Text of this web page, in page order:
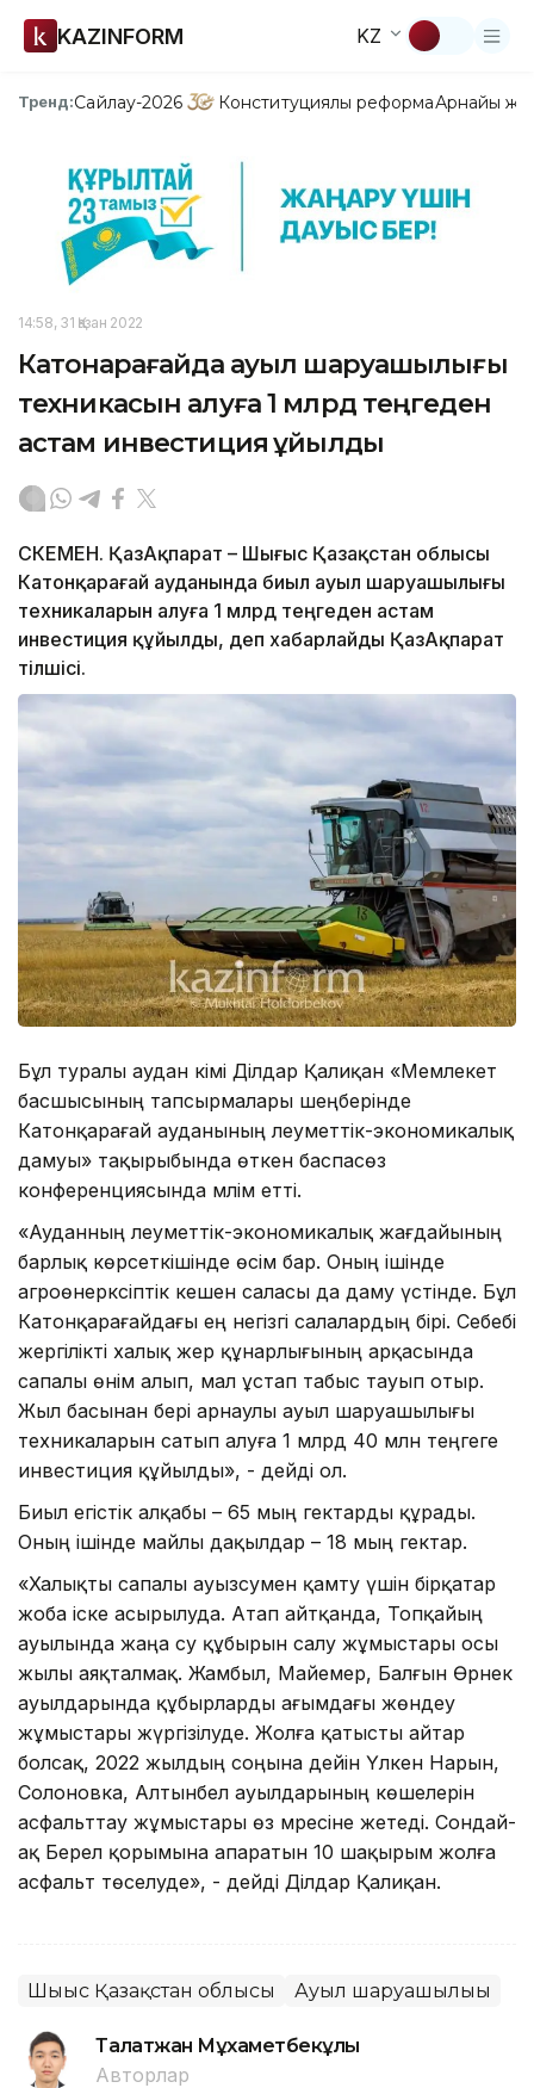
KAZINFORM KZ
Тренд:Сайлау-2026 Конституциялық реформаАрнайы
14:58, 31 Қазан 2022
Катонқарағайда ауыл шаруашылығы
техникасын алуға 1 млрд теңгеден
астам инвестиция құйылды
ӨСКЕМЕН. ҚазАқпарат – Шығыс Қазақстан облысы
Катонқарағай ауданында биыл ауыл шаруашылығы
техникаларын алуға 1 млрд теңгеден астам
инвестиция құйылды, деп хабарлайды ҚазАқпарат
тілшісі.
Бұл туралы аудан әкімі Ділдар Қалиқан «Мемлекет
басшысының тапсырмалары шеңберінде
Катонқарағай ауданының әлеуметтік-экономикалық
дамуы» тақырыбында өткен баспасөз
конференциясында мәлім етті.
«Ауданның әлеуметтік-экономикалық жағдайының
барлық көрсеткішінде өсім бар. Оның ішінде
агроөнеркәсіптік кешен саласы да даму үстінде. Бұл
Катонқарағайдағы ең негізгі салалардың бірі. Себебі
жергілікті халық жер құнарлығының арқасында
сапалы өнім алып, мал ұстап табыс тауып отыр.
Жыл басынан бері арнаулы ауыл шаруашылығы
техникаларын сатып алуға 1 млрд 40 млн теңгеге
инвестиция құйылды», - дейді ол.
Биыл егістік алқабы – 65 мың гектарды құрады.
Оның ішінде майлы дақылдар – 18 мың гектар.
«Халықты сапалы ауызсумен қамту үшін бірқатар
жоба іске асырылуда. Атап айтқанда, Топқайың
ауылында жаңа су құбырын салу жұмыстары осы
жылы аяқталмақ. Жамбыл, Майемер, Балғын Өрнек
ауылдарында құбырларды ағымдағы жөндеу
жұмыстары жүргізілуде. Жолға қатысты айтар
болсақ, 2022 жылдың соңына дейін Үлкен Нарын,
Солоновка, Алтынбел ауылдарының көшелерін
асфальттау жұмыстары өз мәресіне жетеді. Сондай-
ақ Берел қорымына апаратын 10 шақырым жолға
асфальт төселуде», - дейді Ділдар Қалиқан.
Шығыс Қазақстан облысы Ауыл шаруашылығы
Талғатжан Мұхаметбекұлы
Авторлар